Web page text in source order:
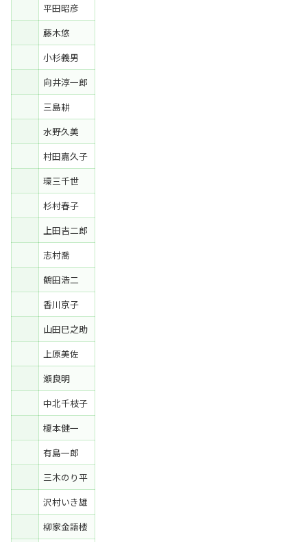
平田昭彦
藤木悠
小杉義男
向井淳一郎
三島耕
水野久美
村田嘉久子
環三千世
杉村春子
上田吉二郎
志村喬
鶴田浩二
香川京子
山田巳之助
上原美佐
瀬良明
中北千枝子
榎本健一
有島一郎
三木のり平
沢村いき雄
柳家金語楼